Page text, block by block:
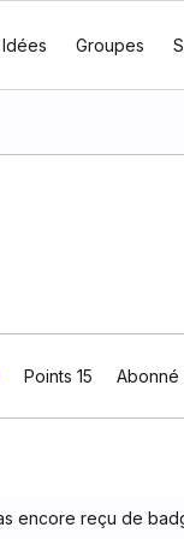
Idées Groupes
Points 15 Abonné
encore reçu de